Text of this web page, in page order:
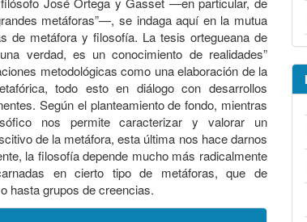
metáforas”—, se indaga aquí en la mutua
de metáfora y filosofía. La tesis ortegueana de
verdad, es un conocimiento de realidades”
metodológicas como una elaboración de la
todo esto en diálogo con desarrollos
Según el planteamiento de fondo, mientras
nos permite caracterizar y valorar un
de la metáfora, esta última nos hace darnos
la filosofía depende mucho más radicalmente
en cierto tipo de metáforas, que de
hasta grupos de creencias.